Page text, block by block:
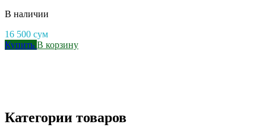
В наличии
16 500 сум
Купить В корзину
Категории товаров